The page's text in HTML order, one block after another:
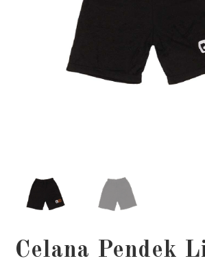
Celana Pendek